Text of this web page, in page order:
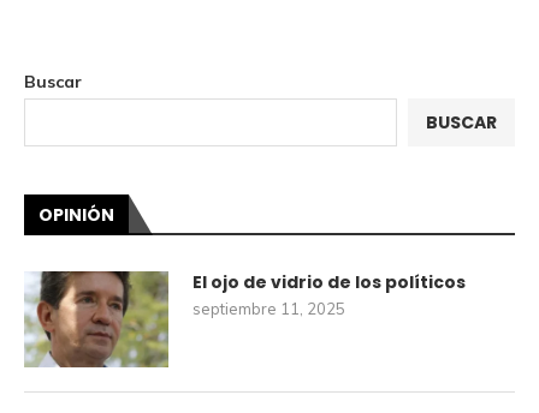
Buscar
BUSCAR
OPINIÓN
El ojo de vidrio de los políticos
septiembre 11, 2025